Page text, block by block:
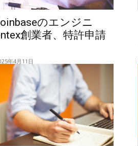
のエンジニ
創業者、特許申請
年4月11日